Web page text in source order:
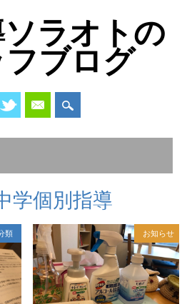
ラオトの
ブログ
学個別指導
類 お知らせ